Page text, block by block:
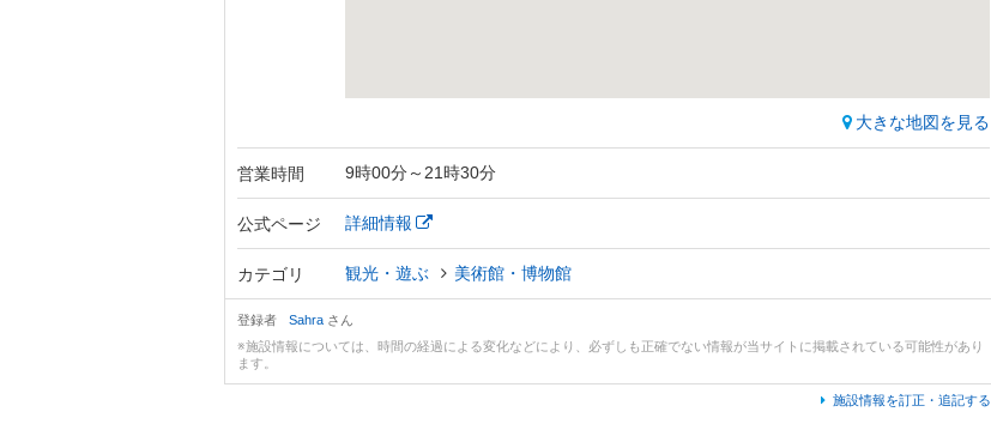
大きな地図を見る
営業時間 9時00分～21時30分
公式ページ 詳細情報
カテゴリ 観光・遊ぶ 美術館・博物館
登録者 Sahra さん
※施設情報については、時間の経過による変化などにより、必ずしも正確でない情報が当サイトに掲載されている可能性があり
ます。
施設情報を訂正・追記する